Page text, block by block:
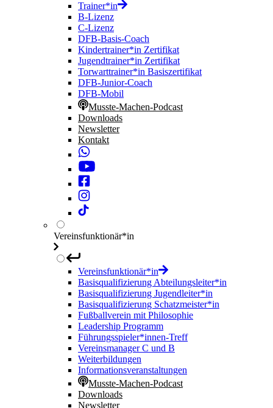
Trainer*in
B-Lizenz
C-Lizenz
DFB-Basis-Coach
Kindertrainer*in Zertifikat
Jugendtrainer*in Zertifikat
Torwarttrainer*in Basiszertifikat
DFB-Junior-Coach
DFB-Mobil
Musste-Machen-Podcast
Downloads
Newsletter
Kontakt
Vereinsfunktionär*in
Vereinsfunktionär*in
Basisqualifizierung Abteilungsleiter*in
Basisqualifizierung Jugendleiter*in
Basisqualifizierung Schatzmeister*in
Fußballverein mit Philosophie
Leadership Programm
Führungsspieler*innen-Treff
Vereinsmanager C und B
Weiterbildungen
Informationsveranstaltungen
Musste-Machen-Podcast
Downloads
Newsletter